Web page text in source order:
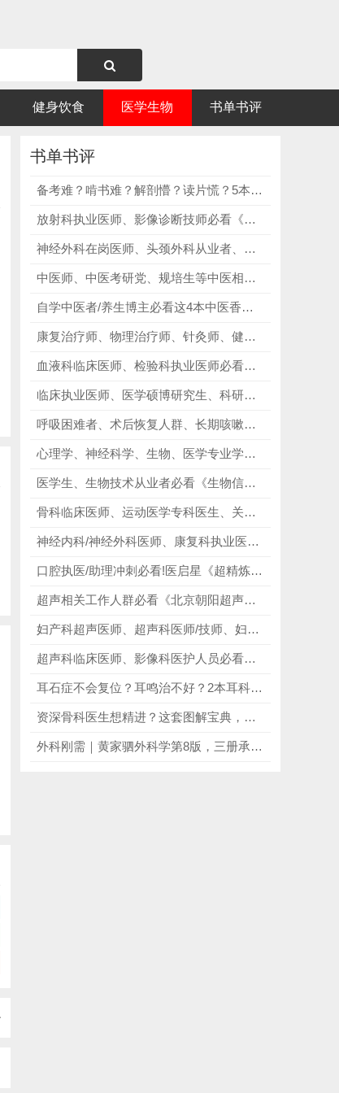
健身饮食 医学生物 书单书评
书单书评
备考难？啃书难？解剖懵？读片慌？5本口腔医学专业必修教辅，精准破解读剖抽象、考点杂乱、读片困难、备考无方向核心痛点！
放射科执业医师、影像诊断技师必看《影像学解剖图谱第2卷：腹部盆腔》，细化腹盆解剖，提升断层影像诊断能力！
神经外科在岗医师、头颈外科从业者、耳鼻喉口腔专科必看《头、颈与颅脑解剖学 第2版》，理清筋膜层次，规避术中血管损伤！
中医师、中医考研党、规培生等中医相关人群必看《陈门绝学拯救"开方选择困难症"》，结合临床案例讲解开方技巧、时方应用与辨证思维！
自学中医者/养生博主必看这4本中医香疗书籍，每一本书都有明确的核心价值，入门、实操、调理、进阶，一站式解决所有中医香疗相关痛点！
康复治疗师、物理治疗师、针灸师、健身教练、运动医学学生必看《应用肌动学肌肉测试手册》，掌握肌肉测试技巧、精准定位触发点！
血液科临床医师、检验科执业医师必看《Hoffbrands Essential Haematology｜第9版 2025全新改版》，对照高清图谱，精进血细胞形态判读！
临床执业医师、医学硕博研究生、科研学术人员必看《AMA美国医学会写作指南第11版》，规范SCI格式，降低返修拒稿概率！
呼吸困难者、术后恢复人群、长期咳嗽者，以及物理治疗师、康复治疗从业者、康复学习者必看《心肺物理治疗学》，改善呼吸状态、守护心肺健康！
心理学、神经科学、生物、医学专业学生，考研申博党、科研入门者必看《认知神经科学（第5版）》，解锁认知神经科学的奥秘！
医学生、生物技术从业者必看《生物信息学与功能基因组学》（原著第三版），全方位覆盖生信学习与科研的核心需求！
骨科临床医师、运动医学专科医生、关节外科骨干、康复科诊疗师、骨科科研进修人员、医学留学人群必看《Noyes膝关节疾病》第2版，深耕置换截骨、攻克复杂膝病变！
神经内科/神经外科医师、康复科执业医师必看《Neuroanatomy through Clinical Cases》，以病例读懂神经，以解剖赋能临床！
口腔执医/助理冲刺必看!医启星《超精炼笔记》，浓缩必考点、标注助理不考内容，告别无效复习、精准提分!从基础到临床全覆盖，专业精炼、实操性强，执医/助理全适配!
超声相关工作人群必看《北京朝阳超声规范化诊疗与报告模板》，内容权威实用，贴合超声相关人群的工作和学习需求！
妇产科超声医师、超声科医师/技师、妇产科临床医生、医学影像专业学生必看《CALLEN妇产科超声学第6版》，规范超声操作、提升诊断精准度！
超声科临床医师、影像科医护人员必看《Diagnostic Ultrasound》，搭建完整超声全科体系，夯实影像基础！
耳石症不会复位？耳鸣治不好？2本耳科核心著作，精准破解耳石症诊疗难、耳鸣反复、自查无方向三大痛点！
资深骨科医生想精进？这套图解宝典，手术操作直接开挂封神，谁用谁夸！
外科刚需｜黄家驷外科学第8版，三册承包临床+规培+执业考，全领域必冲！